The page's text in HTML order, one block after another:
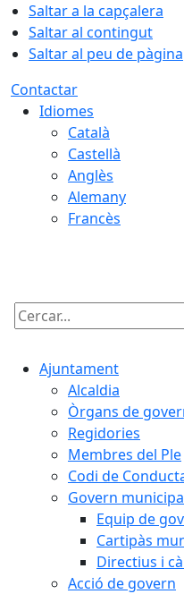
Saltar a la capçalera
Saltar al contingut
Saltar al peu de pàgina
Contactar
Idiomes
Català
Castellà
Anglès
Alemany
Francès
Cercar:
Ajuntament
Alcaldia
Òrgans de
Regidories
Membres del Ple
Codi de
Govern
Equip de
Cartipàs
Directius i
Acció de govern